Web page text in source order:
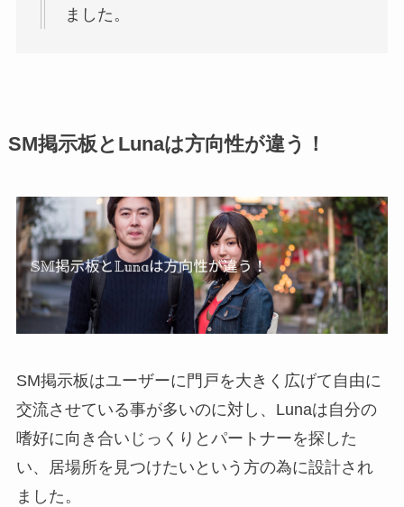
ました。
SM掲示板とLunaは方向性が違う！
SM掲示板はユーザーに門戸を大きく広げて自由に
交流させている事が多いのに対し、Lunaは自分の
嗜好に向き合いじっくりとパートナーを探した
い、居場所を見つけたいという方の為に設計され
ました。